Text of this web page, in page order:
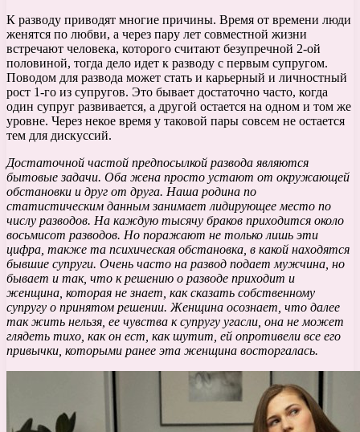
К разводу приводят многие причины. Время от времени люди
женятся по любви, а через пару лет совместной жизни
встречают человека, которого считают безупречной 2-ой
половиной, тогда дело идет к разводу с первым супругом.
Поводом для развода может стать и карьерный и личностный
рост 1-го из супругов. Это бывает достаточно часто, когда
один супруг развивается, а другой остается на одном и том же
уровне. Через некое время у таковой пары совсем не остается
тем для дискуссий.
Достаточной частой предпосылкой развода являются
бытовые задачи. Оба жена просто устают от окружающей
обстановки и друг от друга. Наша родина по
статистическим данным занимает лидирующее место по
числу разводов. На каждую тысячу браков приходится около
восьмисот разводов. Но поражают не только лишь эти
цифра, также та психическая обстановка, в какой находятся
бывшие супруги. Очень часто на развод подает мужчина, но
бывает и так, что к решению о разводе приходит и
женщина, которая не знает, как сказать собственному
супругу о принятом решении. Женщина осознает, что далее
так жить нельзя, ее чувства к супругу угасли, она не может
глядеть тихо, как он ест, как шутит, ей опротивели все его
привычки, которыми ранее эта женщина восторгалась.